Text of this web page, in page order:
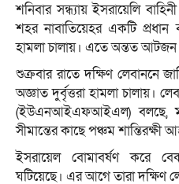
শনিবার সন্ধ্যায় ইসরায়েলি
শহর নাবাতিয়েহর একটি
হামলা চালায়। এতে অন্তত
শুক্রবার রাতে দক্ষিণ লেবাননে
অজ্ঞাত দুর্বৃত্তরা হামলা চালায়।
(ইউএনআইএফআইএল) বলছে,
সীমান্তের কাছে পঞ্চম শান্তিরক্ষী
ইসরায়েল বোমাবর্ষণ করে
ঘটিয়েছে। এর আগে তারা দক্ষিণ